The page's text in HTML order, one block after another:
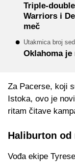
Triple-
Warriors i
meč
Utakmica broj
Oklahoma
Za Pacerse, koji
Istoka, ovo je
ritam čitave
Haliburton od
Vođa ekipe